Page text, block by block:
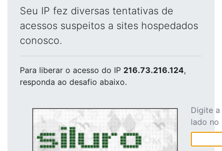
Seu IP fez diversas tentativas de
acessos suspeitos a sites hospedados
conosco.
Para liberar o acesso do IP 216.73.216.124,
responda ao desafio abaixo.
Digite
lado no